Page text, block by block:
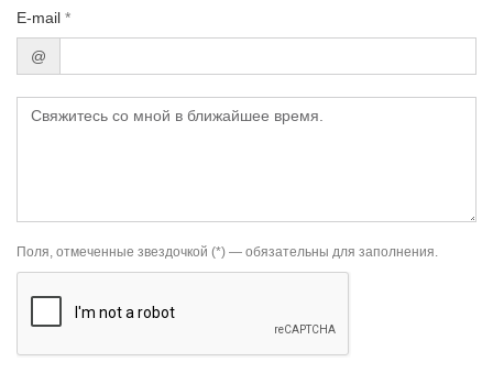
E-mail *
@
Поля, отмеченные звездочкой (*) — обязательны для заполнения.